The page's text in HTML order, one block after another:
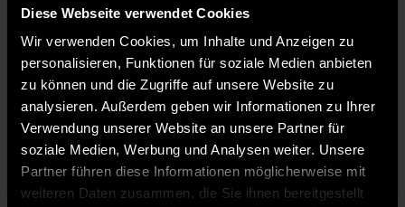
Diese Webseite verwendet Cookies
Wir verwenden Cookies, um Inhalte und Anzeigen zu
personalisieren, Funktionen für soziale Medien anbieten
zu können und die Zugriffe auf unsere Website zu
analysieren. Außerdem geben wir Informationen zu Ihrer
Verwendung unserer Website an unsere Partner für
soziale Medien, Werbung und Analysen weiter. Unsere
Partner führen diese Informationen möglicherweise mit
weiteren Daten zusammen, die Sie ihnen bereitgestellt
IHR WOLLT ES DOCH AUCH
Weiterlesen